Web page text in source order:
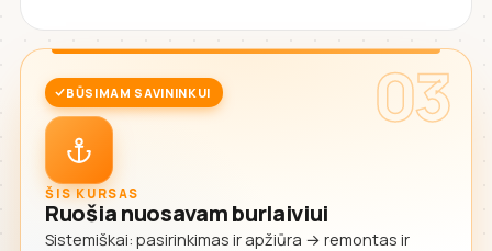
03
BŪSIMAM SAVININKUI
ŠIS KURSAS
Ruošia nuosavam burlaiviui
Sistemiškai: pasirinkimas ir apžiūra → remontas ir